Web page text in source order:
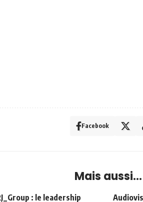
Facebook
Mais aussi...
: le leadership